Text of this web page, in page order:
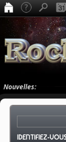
Nouvelles:
IDENTIFIEZ-